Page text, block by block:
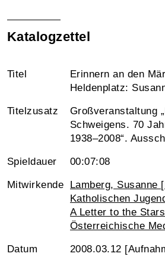
Katalogzettel
Titel
Erinnern an den
Heldenplatz:
Titelzusatz
Großveranstaltung
Schweigens. 70
1938–2008“.
Spieldauer 00:07:08
Mitwirkende
Lamberg, Susanne
Katholischen
A Letter to the
Österreichische
Datum 2008.03.12